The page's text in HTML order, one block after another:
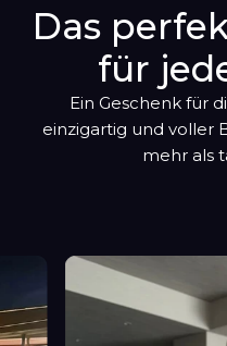
hinzugefügt
Das
für
Ein Geschenk für
einzigartig und voller
mehr als